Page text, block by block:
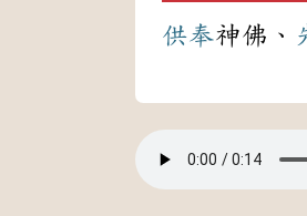
供奉神佛、